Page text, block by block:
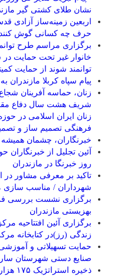
نشان طلای کشتی گیر
اربعین زمینه‌ساز آزادی
حرف چه کسانی گوش
خانوار غیر تحت حمایت در
توانمند شوند از حمایت
پیام سپاه کربلا مازندران به مناسبت ۱۷
زنان، حماسه آفرینان
شریف هشت سال دفاع
زنان ایران اسلامی در
فرهنگی تصمیم ساز و
خبرنگاران، چشمان همیشه
روز خبرنگا در مازندران
تاکید بر معرفی مشاور در
شهرداران / مناسب سازی
برگزاری نشست بررسی
بهزیستی مازندران
برگزاری آئین افتتاحیه
زندگی (رز)در کتابخانه
حمایت تسهیلاتی و
صنایع دستی شهرستان
ذخیره استراتژیک ۱۷۵ هزار تن گندم در سیلوهای مازندران